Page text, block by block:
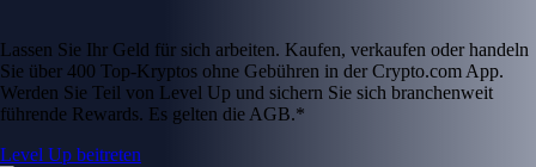
Lassen Sie Ihr Geld für sich arbeiten. Kaufen, verkaufen oder handeln
Sie über 400 Top-Kryptos ohne Gebühren in der Crypto.com App.
Werden Sie Teil von Level Up und sichern Sie sich branchenweit
führende Rewards. Es gelten die AGB.*
Level Up beitreten